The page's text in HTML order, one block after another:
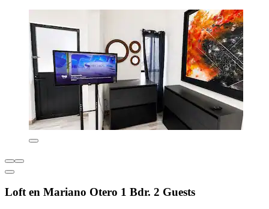
Loft en Mariano Otero 1 Bdr. 2 Guests